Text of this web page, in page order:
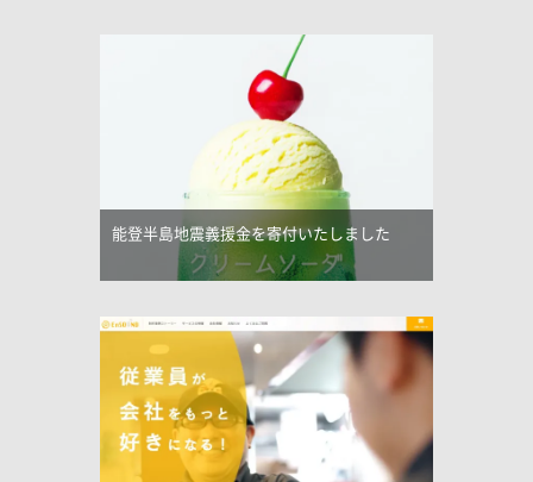
能登半島地震義援金を寄付いたしました